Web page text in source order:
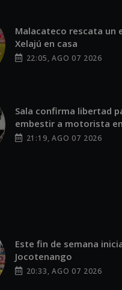
Malacateco rescata un
Xelajú en casa
22:05, AGO 07 2026
Sala confirma libertad
embestir a motorista
21:19, AGO 07 2026
Este fin de semana
Jocotenango
20:33, AGO 07 2026